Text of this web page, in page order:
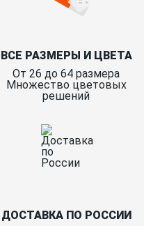
ВСЕ РАЗМЕРЫ И ЦВЕТА
От 26 до 64 размера
Множество цветовых
решений
ДОСТАВКА ПО РОССИИ